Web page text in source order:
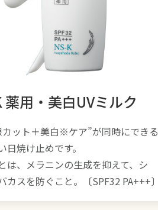
薬用・美白UVミルク
カット＋美白※ケア”が同時にできる
日焼け止めです。
は、メラニンの生成を抑えて、シ
カスを防ぐこと。〔SPF32 PA+++〕